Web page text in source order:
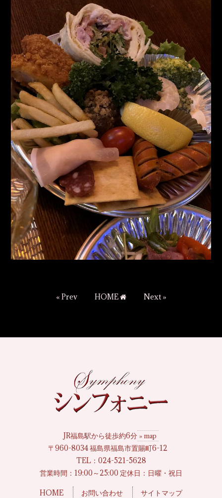
« Prev HOME Next »
JR福島駅から徒歩約6分 » map
〒960-8034 福島県福島市置賜町6-12
TEL： 024-521-5628
営業時間：19:00～25:00 定休日：日曜・祝日
HOME お問い合わせ サイトマップ